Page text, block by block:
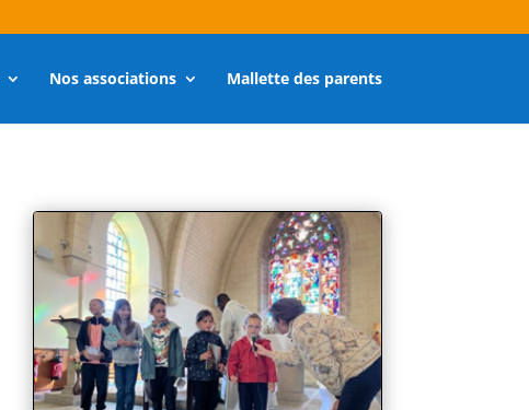
Nos associations Mallette des parents